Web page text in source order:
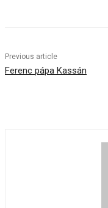
Previous article
Ferenc pápa Kassán